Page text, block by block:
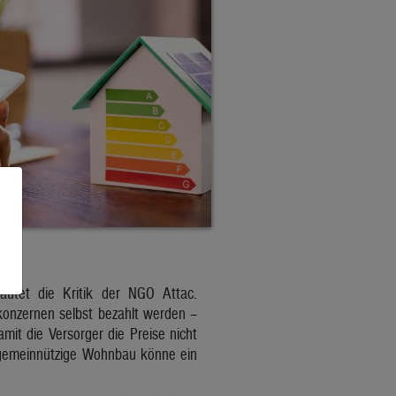
die Kritik der NGO Attac.
selbst bezahlt werden –
die Versorger die Preise nicht
Wohnbau könne ein